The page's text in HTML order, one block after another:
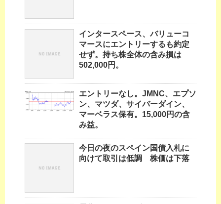
インタースペース、バリューコ
マースにエントリーするも約定
せず。持ち株全体の含み損は
502,000円。
エントリーなし。JMNC、エプソ
ン、マツダ、サイバーダイン、
マーベラス保有。15,000円の含
み益。
今日の夜のスペイン国債入札に
向けて取引は低調 株価は下落